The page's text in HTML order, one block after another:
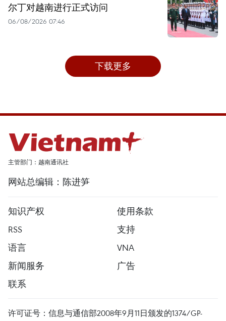
尔丁对越南进行正式访问
06/08/2026 07:46
下载更多
主管部门：越南通讯社
网站总编辑：陈进笋
知识产权
使用条款
RSS
支持
语言
VNA
新闻服务
广告
联系
许可证号：信息与通信部2008年9月11日颁发的1374/GP-